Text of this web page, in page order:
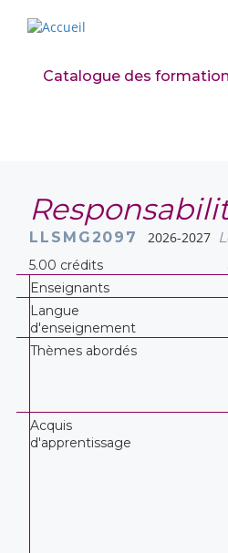
Catalogue des
LLSMG2097 2026-2027
5.00 crédits
Enseignants
Langue
d'enseignement
Thèmes abordés
Acquis
d'apprentissage